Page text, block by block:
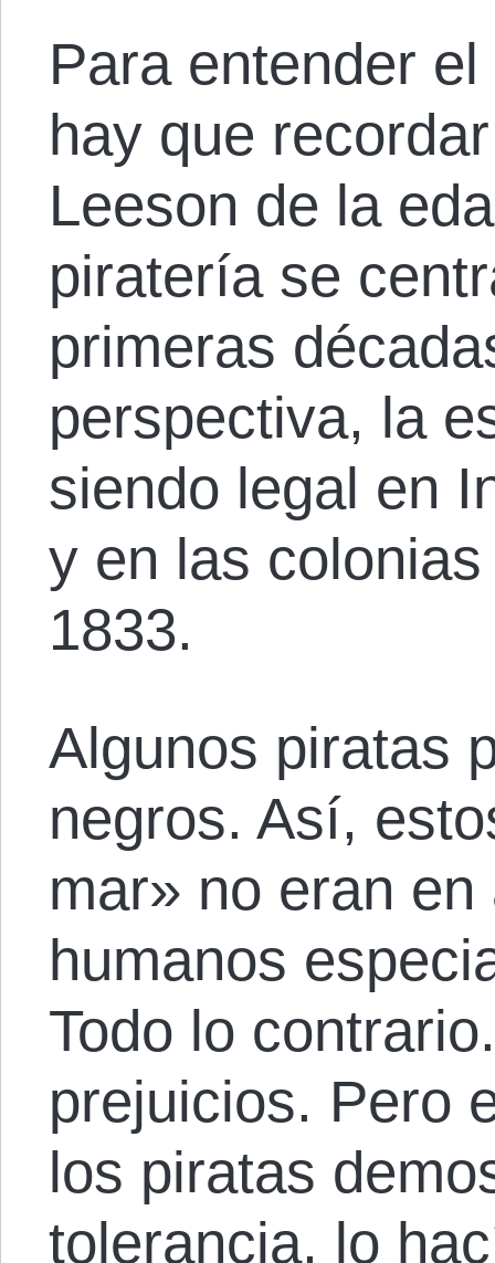
Para entender
hay que
Leeson de la
piratería se
primeras
perspectiva, la
siendo legal en
y en las
1833.
Algunos piratas
negros. Así,
mar» no eran
humanos
Todo lo
prejuicios. Pero
los piratas
tolerancia, lo